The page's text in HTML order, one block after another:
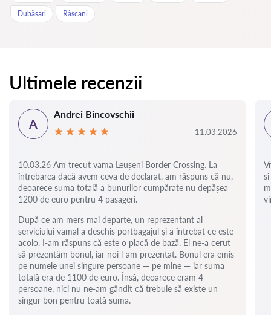
Dubăsari Râșcani
Ultimele recenzii
A
Andrei Bincovschii
11.03.2026
10.03.26 Am trecut vama Leușeni Border Crossing. La
întrebarea dacă avem ceva de declarat, am răspuns că nu,
deoarece suma totală a bunurilor cumpărate nu depășea
1200 de euro pentru 4 pasageri.
După ce am mers mai departe, un reprezentant al
serviciului vamal a deschis portbagajul și a întrebat ce este
acolo. I-am răspuns că este o placă de bază. El ne-a cerut
să prezentăm bonul, iar noi l-am prezentat. Bonul era emis
pe numele unei singure persoane — pe mine — iar suma
totală era de 1100 de euro. Însă, deoarece eram 4
persoane, nici nu ne-am gândit că trebuie să existe un
singur bon pentru toată suma.